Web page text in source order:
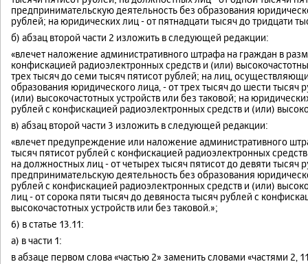
предпринимательскую деятельность без образования
рублей; на юридических лиц - от пятнадцати тысяч до тридцати
б) абзац второй части 2 изложить в следующей редакции:
«влечет наложение административного штрафа на граждан в
конфискацией радиоэлектронных средств и (или)
трех тысяч до семи тысяч пятисот рублей; на лиц,
образования юридического лица, - от трех тысяч до шести тысяч
(или) высокочастотных устройств или без таковой; на
рублей с конфискацией радиоэлектронных средств и (или)
в) абзац второй части 3 изложить в следующей редакции:
«влечет предупреждение или наложение административного
тысяч пятисот рублей с конфискацией радиоэлектронных
на должностных лиц - от четырех тысяч пятисот до девяти
предпринимательскую деятельность без образования
рублей с конфискацией радиоэлектронных средств и (или)
лиц - от сорока пяти тысяч до девяноста тысяч рублей с
высокочастотных устройств или без таковой.»;
6) в статье 13.11:
а) в части 1:
в абзаце первом слова «частью 2» заменить словами «частями 2,